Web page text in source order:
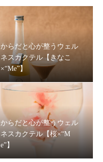
からだと心が整うウェル
ネスカクテル【きなこ
×“Me”】
からだと心が整うウェル
ネスカクテル【桜×“M
e”】